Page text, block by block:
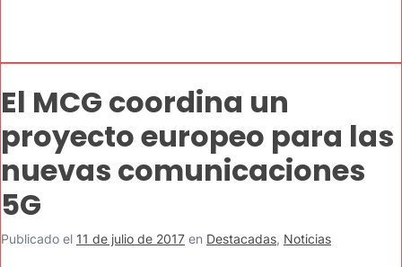
El MCG coordina un
proyecto europeo para las
nuevas comunicaciones
5G
Publicado el 11 de julio de 2017 en Destacadas, Noticias